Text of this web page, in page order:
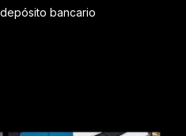
bancario